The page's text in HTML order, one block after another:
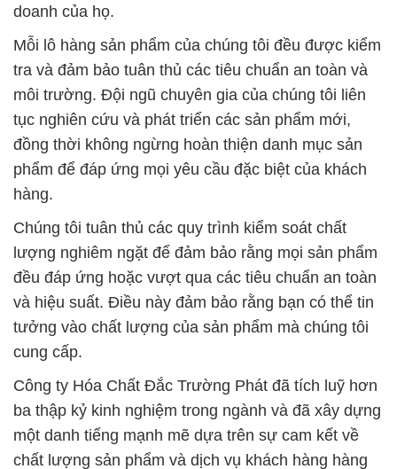
Chúng tôi tuân thủ các quy trình kiểm soát chất
lượng nghiêm ngặt để đảm bảo rằng mọi sản phẩm
đều đáp ứng hoặc vượt qua các tiêu chuẩn an toàn
và hiệu suất. Điều này đảm bảo rằng bạn có thể tin
tưởng vào chất lượng của sản phẩm mà chúng tôi
cung cấp.
Công ty Hóa Chất Đắc Trường Phát đã tích luỹ hơn
ba thập kỷ kinh nghiệm trong ngành và đã xây dựng
một danh tiếng mạnh mẽ dựa trên sự cam kết về
chất lượng sản phẩm và dịch vụ khách hàng hàng
đầu. Chúng tôi rất mong muốn được hợp tác với
bạn để cung cấp các giải pháp hóa chất phù hợp
nhất cho doanh nghiệp của bạn.
Công Ty Hóa Chất Đắc Trường Phát – Đối Tác
Đáng Tin Cậy Với Hơn 30 Năm Kinh Nghiệm.
# Công ty chuyên bán ♥ thương mại hóa chất
Sodium Bicarbonate Ø Bicacbonat Powder E500
Food Grade Thực Phẩm Tata Ấn Độ India